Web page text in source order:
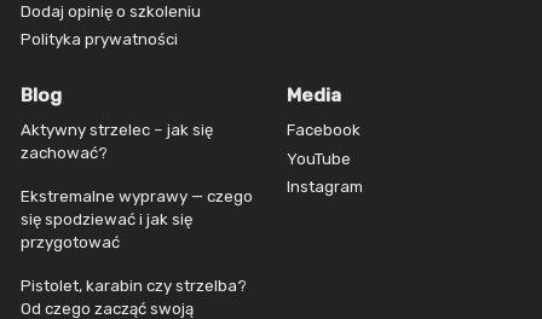
Dodaj opinię o szkoleniu
Polityka prywatności
Blog
Aktywny strzelec – jak się
zachować?
Ekstremalne wyprawy — czego
się spodziewać i jak się
przygotować
Pistolet, karabin czy strzelba?
Od czego zacząć swoją
Media
Facebook
YouTube
Instagram